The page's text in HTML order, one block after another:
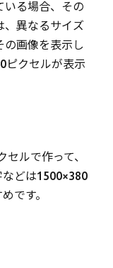
いる場合、その
、異なるサイズ
の画像を表示し
ピクセルが表示
ルで作って、
どは1500×380
です。